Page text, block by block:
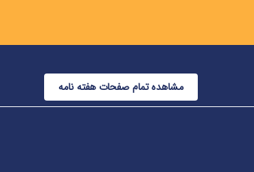
مشاهده تمام صفحات هفته نامه